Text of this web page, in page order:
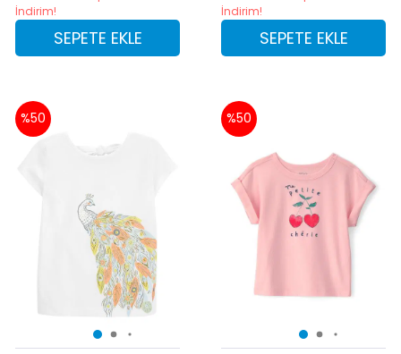
İndirim!
SEPETE EKLE
İndirim!
SEPETE EKLE
%50 %50